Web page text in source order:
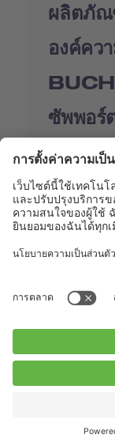
ผลิตภั
องค์คว
ซัพพอร์
Shop
BUCHI
Blogs